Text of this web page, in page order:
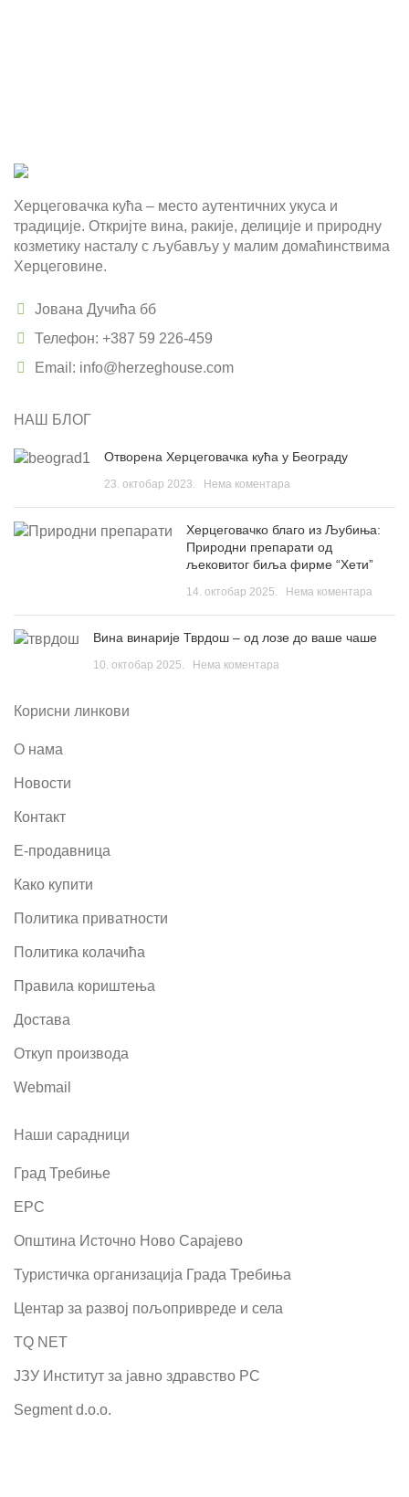
Херцеговачка кућа – место аутентичних укуса и
традиције. Откријте вина, ракије, делиције и природну
козметику насталу с љубављу у малим домаћинствима
Херцеговине.
Јована Дучића бб
Телефон: +387 59 226-459
Email: info@herzeghouse.com
НАШ БЛОГ
Отворена Херцеговачка кућа у Београду
23. октобар 2023. Нема коментара
Херцеговачко благо из Љубиња:
Природни препарати од
љековитог биља фирме “Хети”
14. октобар 2025. Нема коментара
Вина винарије Тврдош – од лозе до ваше чаше
10. октобар 2025. Нема коментара
Корисни линкови
О нама
Новости
Контакт
Е-продавница
Како купити
Политика приватности
Политика колачића
Правила кориштења
Достава
Откуп производа
Webmail
Наши сарадници
Град Требиње
ЕРС
Општина Источно Ново Сарајево
Туристичка организација Града Требиња
Центар за развој пољопривреде и села
TQ NET
ЈЗУ Институт за јавно здравство РС
Segment d.o.o.